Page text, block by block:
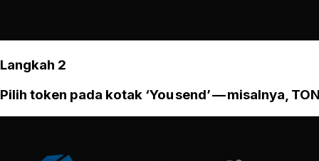
Langkah 2
Pilih token pada kotak ‘You send’ — misalnya,